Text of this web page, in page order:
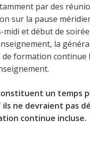
par des
sur la pause
midi et début de
la
de formation continue
un temps
ils ne devraient pas
continue incluse.